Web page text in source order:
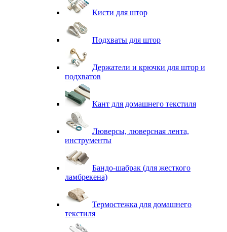
Кисти для штор
Подхваты для штор
Держатели и крючки для штор и
подхватов
Кант для домашнего текстиля
Люверсы, люверсная лента,
инструменты
Бандо-шабрак (для жесткого
ламбрекена)
Термостежка для домашнего
текстиля